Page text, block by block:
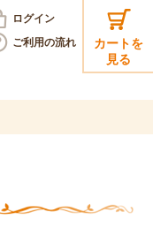
カートを
見る
ログイン
ご利用の流れ